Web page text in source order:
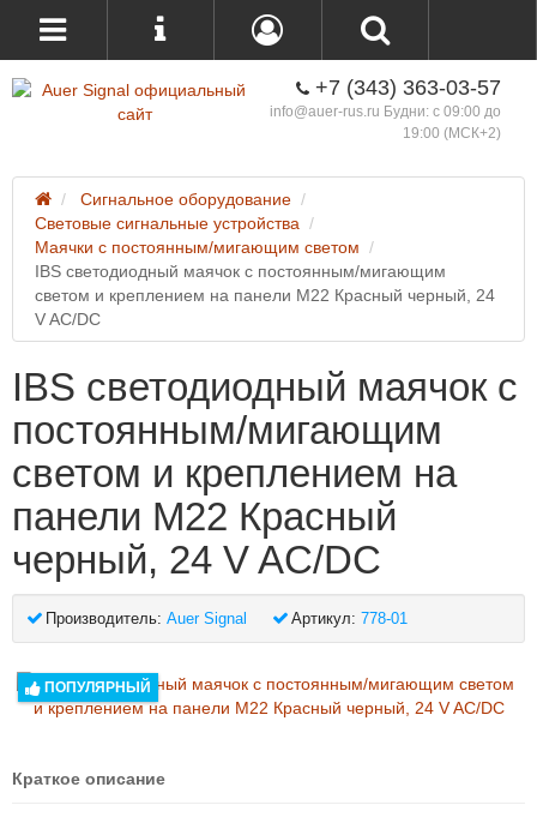
+7 (343) 363-03-57
info@auer-rus.ru Будни: с 09:00 до
19:00 (МСК+2)
Сигнальное оборудование
Световые сигнальные устройства
Маячки с постоянным/мигающим светом
IBS светодиодный маячок с постоянным/мигающим
светом и креплением на панели M22 Красный черный, 24
V AC/DC
IBS светодиодный маячок с
постоянным/мигающим
светом и креплением на
панели M22 Красный
черный, 24 V AC/DC
Производитель: Auer Signal Артикул: 778-01
ПОПУЛЯРНЫЙ
Краткое описание